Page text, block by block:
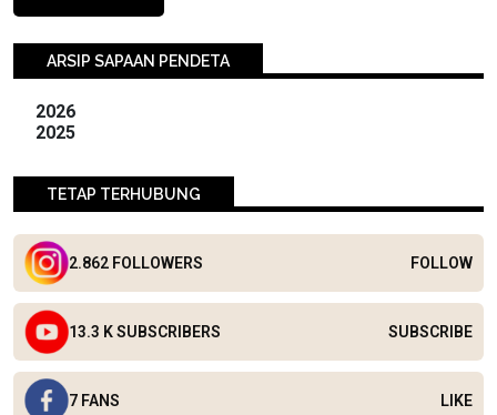
ARSIP SAPAAN PENDETA
2026
2025
TETAP TERHUBUNG
2.862 FOLLOWERS FOLLOW
13.3 K SUBSCRIBERS SUBSCRIBE
7 FANS LIKE